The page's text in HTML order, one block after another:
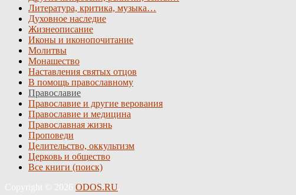
Литература, критика, музыка…
Духовное наследие
Жизнеописание
Иконы и иконопочитание
Молитвы
Монашество
Наставления святых отцов
В помощь православному
Православие
Православие и другие верования
Православие и медицина
Православная жизнь
Проповеди
Целительство, оккультизм
Церковь и общество
Все книги (поиск)
ODOS.RU